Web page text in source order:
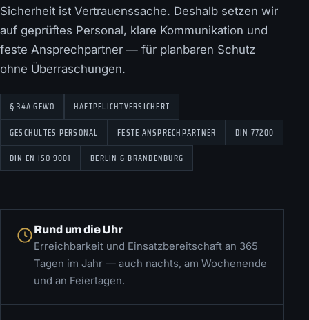
Sicherheit ist Vertrauenssache. Deshalb setzen wir
auf geprüftes Personal, klare Kommunikation und
feste Ansprechpartner — für planbaren Schutz
ohne Überraschungen.
§ 34A GEWO
HAFTPFLICHTVERSICHERT
GESCHULTES PERSONAL
FESTE ANSPRECHPARTNER
DIN 77200
DIN EN ISO 9001
BERLIN & BRANDENBURG
Rund um die Uhr
Erreichbarkeit und Einsatzbereitschaft an 365
Tagen im Jahr — auch nachts, am Wochenende
und an Feiertagen.